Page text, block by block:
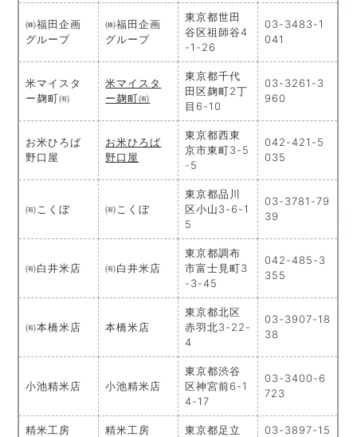
㈱福田企画
グループ
㈱福田企画
グループ
東京都世田
谷区祖師谷4
-1-26
03-3483-1
041
米マイスタ
ー麹町㈲
米マイスタ
ー麹町㈲
東京都千代
田区麹町2丁
目6-10
03-3261-3
960
お米ひろば
野口屋
お米ひろば
野口屋
東京都西東
京市東町3-5
-5
042-421-5
035
㈲こくぼ ㈲こくぼ
東京都品川
区小山3-6-1
5
03-3781-79
39
㈲白井米店 ㈲白井米店
東京都調布
市富士見町3
-3-45
042-485-3
355
㈲本橋米店 本橋米店
東京都北区
赤羽北3-22-
4
03-3907-18
38
小池精米店 小池精米店
東京都渋谷
区神宮前6-1
4-17
03-3400-6
723
精米工房
精米工房
東京都足立
03-3897-15